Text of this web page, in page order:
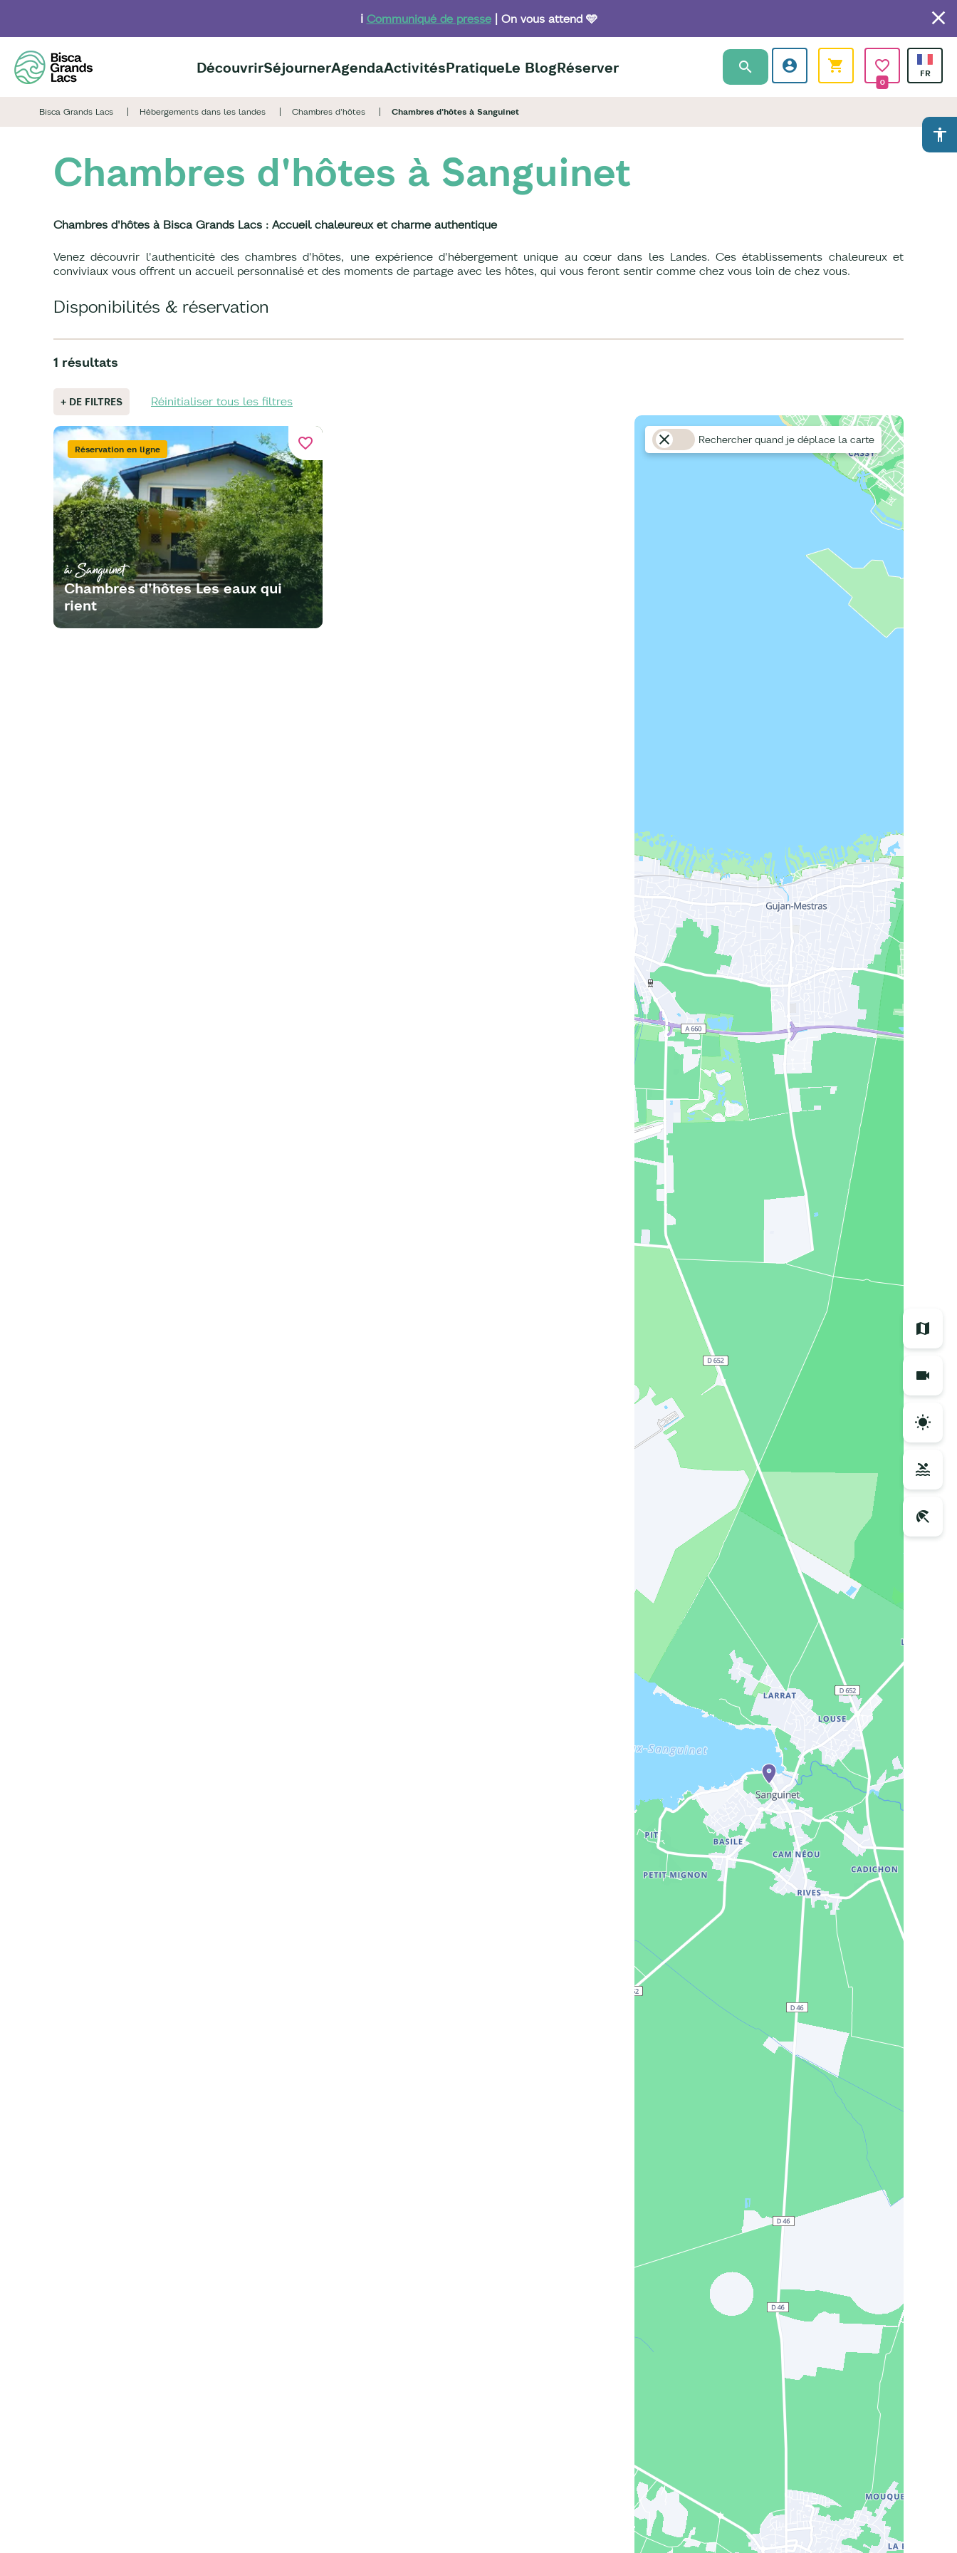
contenu
principal
ℹ️ Communiqué de presse| On vous attend 🩵
DécouvrirSéjournerAgendaActivitésPratiqueLe BlogRéserver
0
Bisca Grands Lacs Hébergements dans les landes Chambres d'hôtes Chambres d'hôtes à Sanguinet
accessibility
Chambres d'hôtes à Sanguinet
Chambres d'hôtes à Bisca Grands Lacs : Accueil chaleureux et charme authentique
Venez découvrir l'authenticité des chambres d'hôtes, une expérience d'hébergement unique au cœur dans les Landes. Ces établissements chaleureux et
conviviaux vous offrent un accueil personnalisé et des moments de partage avec les hôtes, qui vous feront sentir comme chez vous loin de chez vous.
Disponibilités & réservation
1 résultats
+ DE FILTRES Réinitialiser tous les filtres
favorite_border
Réservation en ligne
à Sanguinet
Chambres d'hôtes Les eaux qui
rient
Rechercher quand je déplace la carte